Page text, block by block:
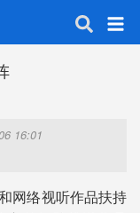
16:01
网络视听作品扶持